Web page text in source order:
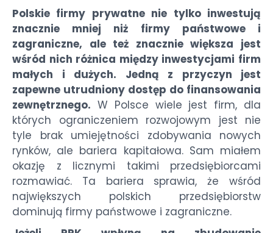
Polskie firmy prywatne nie tylko inwestują
znacznie mniej niż firmy państwowe i
zagraniczne, ale też znacznie większa jest
wśród nich różnica między inwestycjami firm
małych i dużych. Jedną z przyczyn jest
zapewne utrudniony dostęp do finansowania
zewnętrznego. W Polsce wiele jest firm, dla
których ograniczeniem rozwojowym jest nie
tyle brak umiejętności zdobywania nowych
rynków, ale bariera kapitałowa. Sam miałem
okazję z licznymi takimi przedsiębiorcami
rozmawiać. Ta bariera sprawia, że wśród
największych polskich przedsiębiorstw
dominują firmy państwowe i zagraniczne.